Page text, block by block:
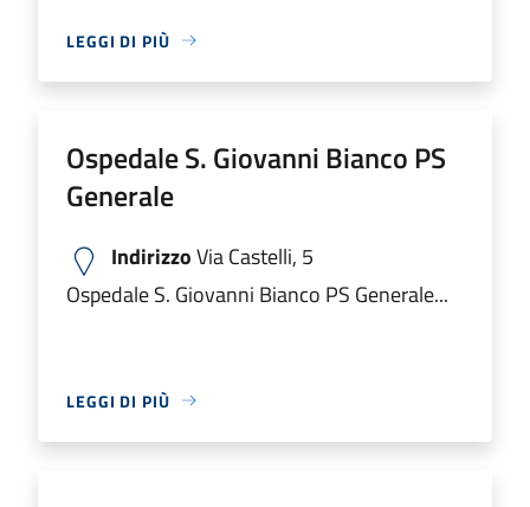
LEGGI DI PIÙ
Ospedale S. Giovanni Bianco PS
Generale
IndirizzoVia Castelli, 5
Ospedale S. Giovanni Bianco PS Generale...
LEGGI DI PIÙ